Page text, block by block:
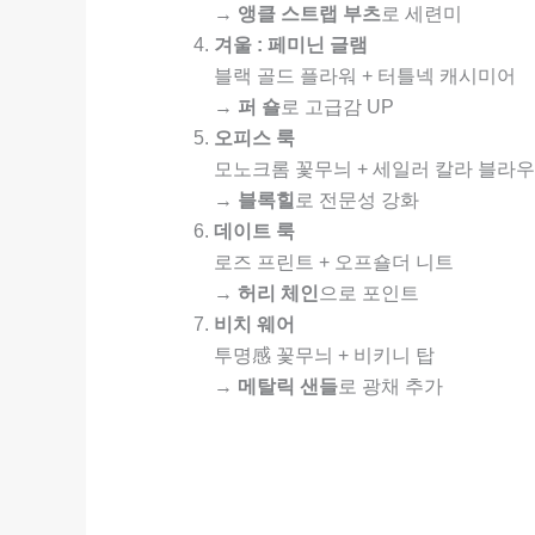
→ 앵클 스트랩 부츠 로 세련미
겨울 : 페미닌 글램
블랙 골드 플라워 + 터틀넥 캐시미어
→ 퍼 숄로 고급감 UP
오피스 룩
모노크롬 꽃무늬 + 세일러 칼라 블라
→ 블록힐 로 전문성 강화
데이트 룩
로즈 프린트 + 오프숄더 니트
→ 허리 체인 으로 포인트
비치 웨어
투명感 꽃무늬 + 비키니 탑
→ 메탈릭 샌들로 광채 추가